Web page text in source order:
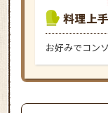
お好みでコン